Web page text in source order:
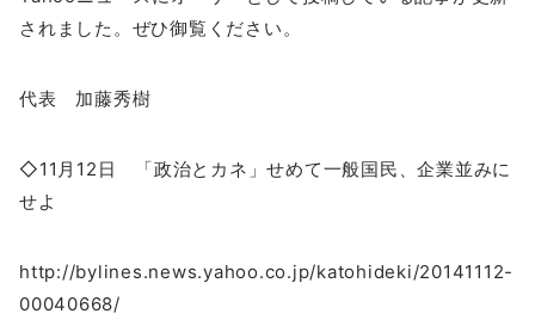
されました。ぜひ御覧ください。
代表 加藤秀樹
◇11月12日 「政治とカネ」せめて一般国民、企業並みに
せよ
http://bylines.news.yahoo.co.jp/katohideki/20141112-
00040668/